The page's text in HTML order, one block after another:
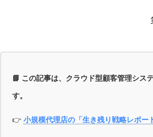
📘 この記事は、クラウド型顧客管理シス
す。
👉 小規模代理店の「生き残り戦略レポ